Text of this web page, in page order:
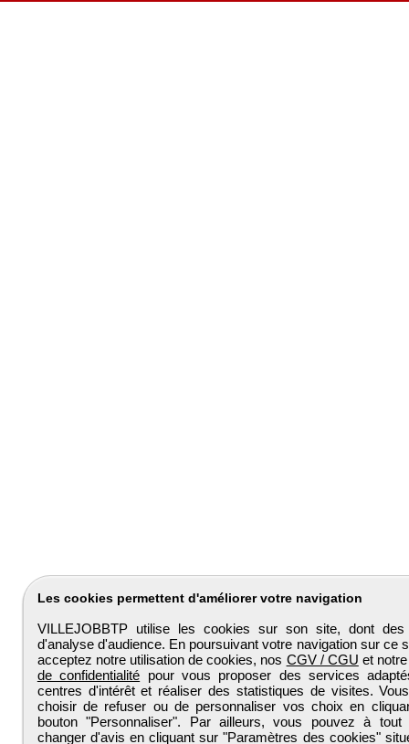
Les cookies permettent d'améliorer votre navigation
VILLEJOBBTP utilise les cookies sur son site, dont des
d'analyse d'audience. En poursuivant votre navigation sur ce
acceptez notre utilisation de cookies, nos CGV / CGU et
de confidentialité pour vous proposer des services
centres d'intérêt et réaliser des statistiques de visites.
choisir de refuser ou de personnaliser vos choix en
bouton "Personnaliser". Par ailleurs, vous pouvez à tout
changer d'avis en cliquant sur "Paramètres des cookies"